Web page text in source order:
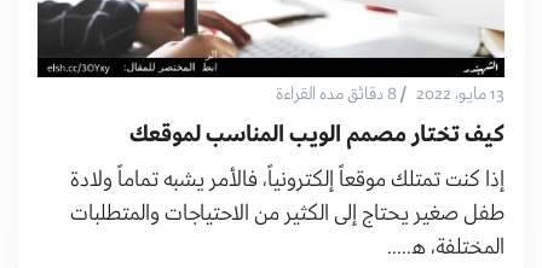
13 مايو، 2022 /8 دقائق مده القراءة
كيف تختار مصمم الويب المناسب لموقعك
إذا كنت تمتلك موقعاً إلكترونياً، فالأمر يشبه تماماً ولادة
طفل صغير يحتاج إلى الكثير من الاحتياجات والمتطلبات
المختلفة، ه.....